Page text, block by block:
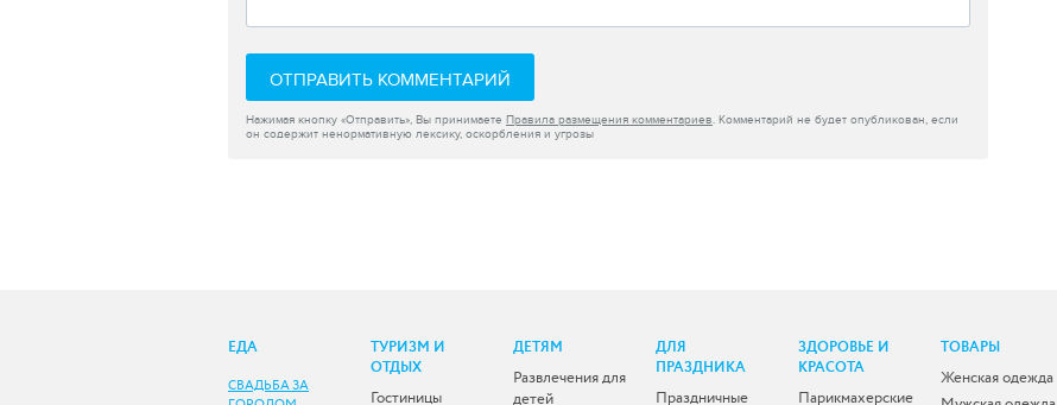
ОТПРАВИТЬ КОММЕНТАРИЙ
Нажимая кнопку «Отправить», Вы принимаете Правила размещения комментариев. Комментарий не будет опубликован, если
он содержит ненормативную лексику, оскорбления и угрозы
ЕДА
СВАДЬБА ЗА
ТУРИЗМ И
ОТДЫХ
Гостиницы
ДЕТЯМ
Развлечения для
детей
ДЛЯ
ПРАЗДНИКА
Праздничные
ЗДОРОВЬЕ И
КРАСОТА
Парикмахерские
ТОВАРЫ
Женская одежда